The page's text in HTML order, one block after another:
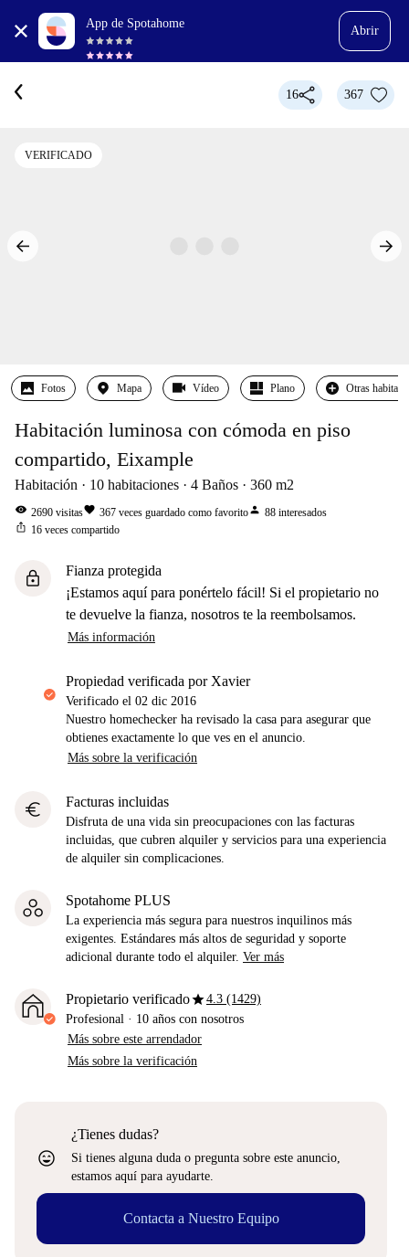
App de Spotahome
Abrir
16 367
VERIFICADO
Fotos Mapa Vídeo Plano Otras
Habitación luminosa con cómoda en piso
compartido, Eixample
Habitación 10 habitaciones 4 Baños 360 m2
visibility 2690 visitasfavorite 367 veces guardado como favoritoperson 88 interesados
ios_share 16 veces compartido
lock
Fianza protegida
¡Estamos aquí para ponértelo fácil! Si el propietario no
te devuelve la fianza, nosotros te la reembolsamos.
Más información
propiedad verificada por Xavier
Verificado el 02 dic 2016
Nuestro homechecker ha revisado la casa para asegurar que
obtienes exactamente lo que ves en el anuncio.
Más sobre la verificación
euro Facturas incluidas
Disfruta de una vida sin preocupaciones con las facturas
incluidas, que cubren alquiler y servicios para una experiencia
de alquiler sin complicaciones.
Spotahome PLUS
La experiencia más segura para nuestros inquilinos más
exigentes. Estándares más altos de seguridad y soporte
adicional durante todo el alquiler. Ver más
Propietario verificadostar4.3 (1429)
Profesional · 10 años con nosotros
Más sobre este arrendador
Más sobre la verificación
sentiment_very_satisfied
¿Tienes dudas?
Si tienes alguna duda o pregunta sobre este anuncio,
estamos aquí para ayudarte.
Contacta a Nuestro Equipo